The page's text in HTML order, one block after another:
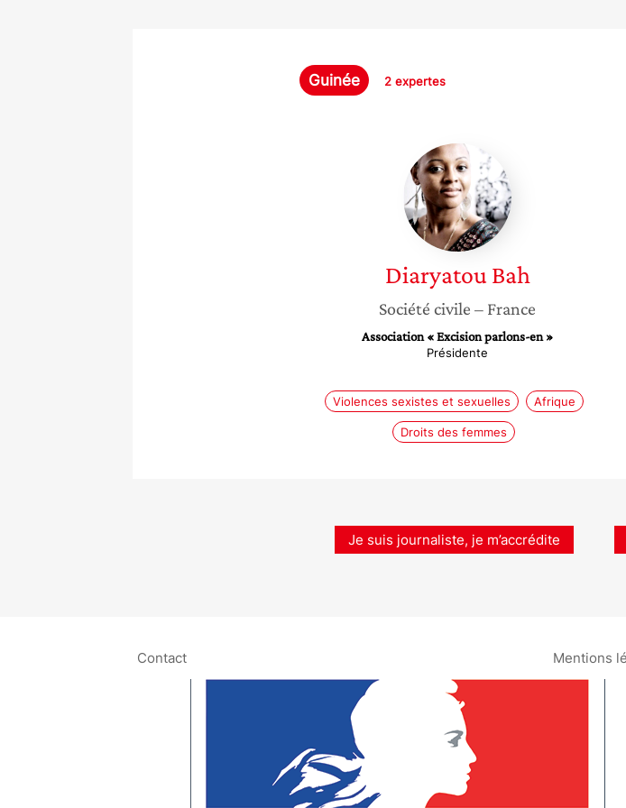
Guinée 2 expertes
Diaryatou
Bah
Diaryatou Bah
Société civile – France
Association « Excision parlons-en »
Présidente
Violences sexistes et sexuelles Afrique
Droits des femmes
Je suis journaliste, je m’accrédite
Contact Mentions